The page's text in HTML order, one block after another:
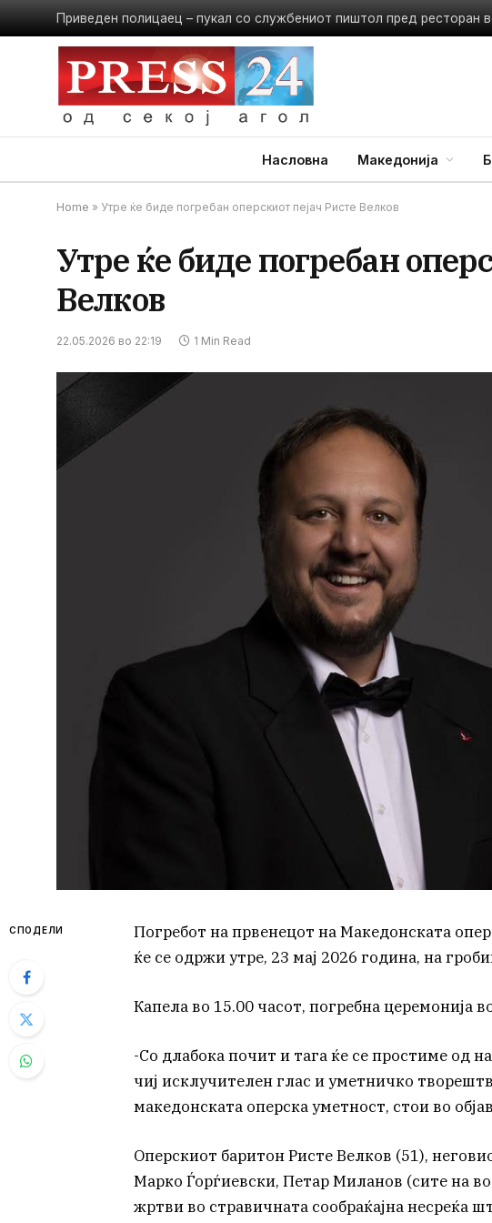
Приведен полицаец – пукал со службениот пиштол пред ресторан
Насловна Македонија
Home » Утре ќе биде погребан оперскиот пејач Ристе Велков
Утре ќе биде погребан
Велков
22.05.2026 во 22:19 1 Min Read
СПОДЕЛИ
Погребот на првенецот на Македонската
ќе се одржи утре, 23 мај 2026 година, на
Капела во 15.00 часот, погребна церемонија
-Со длабока почит и тага ќе се простиме од
чиј исклучителен глас и уметничко
македонската оперска уметност, стои во
Оперскиот баритон Ристе Велков (51),
Марко Ѓорѓиевски, Петар Миланов (сите на
жртви во стравичната сообраќајна несреќа